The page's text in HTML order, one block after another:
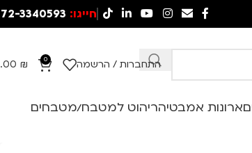
חייגו: 3340593
התחברות / הרשמה 0
₪
ארונות אמבטיהריהוט למטבח/מטבחים